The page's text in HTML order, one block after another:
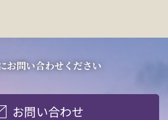
お問い合わせください
お問い合わせ